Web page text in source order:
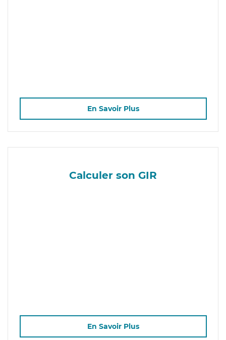
En Savoir Plus
Calculer son GIR
En Savoir Plus